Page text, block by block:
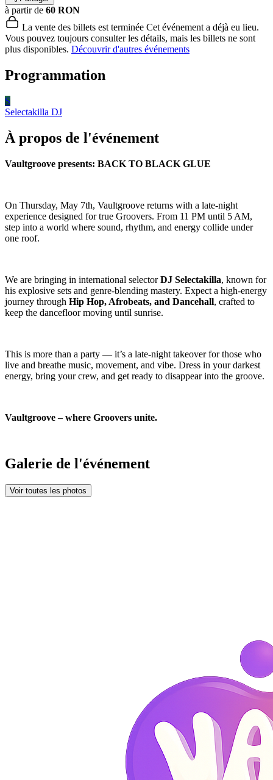
à partir de 60 RON
La vente des billets est terminée Cet événement a déjà eu lieu.
Vous pouvez toujours consulter les détails, mais les billets ne sont
plus disponibles. Découvrir d'autres événements
Programmation
S
Selectakilla DJ
À propos de l'événement
Vaultgroove presents: BACK TO BLACK GLUE
On Thursday, May 7th, Vaultgroove returns with a late-night
experience designed for true Groovers. From 11 PM until 5 AM,
step into a world where sound, rhythm, and energy collide under
one roof.
We are bringing in international selectorDJ Selectakilla, known for
his explosive sets and genre-blending mastery. Expect a high-energy
journey through Hip Hop, Afrobeats, and Dancehall, crafted to
keep the dancefloor moving until sunrise.
This is more than a party — it’s a late-night takeover for those who
live and breathe music, movement, and vibe. Dress in your darkest
energy, bring your crew, and get ready to disappear into the groove.
Vaultgroove – where Groovers unite.
Galerie de l'événement
Voir toutes les photos